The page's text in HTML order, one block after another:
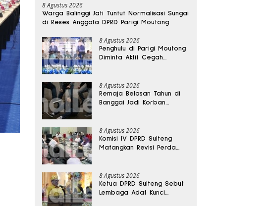
8 Agustus 2026
Warga Balinggi Jati Tuntut Normalisasi Sungai
di Reses Anggota DPRD Parigi Moutong
8 Agustus 2026
Penghulu di Parigi Moutong
Diminta Aktif Cegah
8 Agustus 2026
Remaja Belasan Tahun di
Banggai Jadi Korban
8 Agustus 2026
Komisi IV DPRD Sulteng
Matangkan Revisi Perda
8 Agustus 2026
Ketua DPRD Sulteng Sebut
Lembaga Adat Kunci